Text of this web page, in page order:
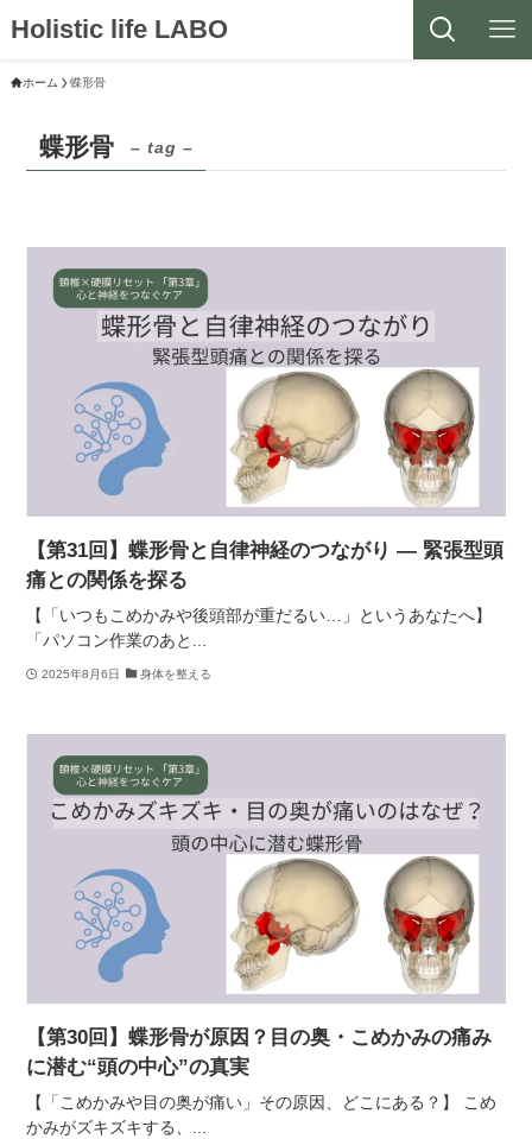
Holistic life LABO
ホーム 蝶形骨
蝶形骨 – tag –
【第31回】蝶形骨と自律神経のつながり ― 緊張型頭
痛との関係を探る
【「いつもこめかみや後頭部が重だるい…」というあなたへ】
「パソコン作業のあと...
2025年8月6日 身体を整える
【第30回】蝶形骨が原因？目の奥・こめかみの痛み
に潜む“頭の中心”の真実
【「こめかみや目の奥が痛い」その原因、どこにある？】 こめ
かみがズキズキする、...